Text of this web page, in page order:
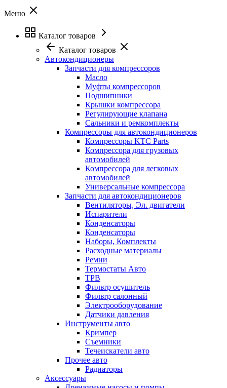
Меню
Каталог товаров
Каталог товаров
Автокондиционеры
Запчасти для компрессоров
Масло
Муфты компрессоров
Подшипники
Крышки компрессора
Регулирующие клапана
Сальники и ремкомплекты
Компрессоры для автокондиционеров
Компрессоры KTC Parts
Компрессора для грузовых
автомобилей
Компрессора для легковых
автомобилей
Универсальные компрессора
Запчасти для автокондиционеров
Вентиляторы, Эл. двигатели
Испарители
Конденсаторы
Конденсаторы
Наборы, Комплекты
Расходные материалы
Ремни
Термостаты Авто
ТРВ
Фильтр осушитель
Фильтр салонный
Электрооборудование
Датчики давления
Инструменты авто
Кримпер
Съемники
Течеискатели авто
Прочее авто
Радиаторы
Аксессуары